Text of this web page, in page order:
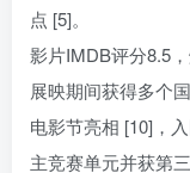
点 [5]。
影片IMDB评分8.5
展映期间获得多个
电影节亮相 [10]，
主竞赛单元并获第